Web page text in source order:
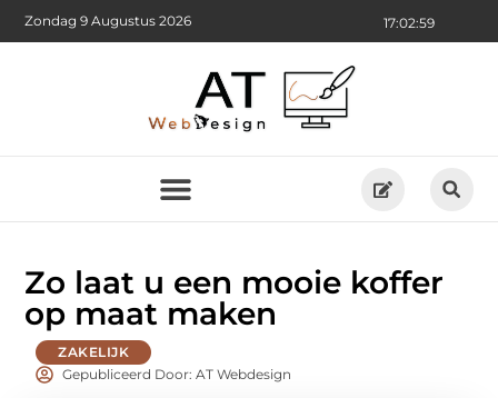
17:03:00
Zondag 9 Augustus 2026
Zo laat u een mooie koffer
op maat maken
ZAKELIJK
Gepubliceerd Door: AT Webdesign